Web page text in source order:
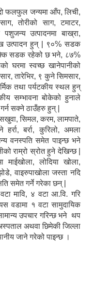
फलफुल जन्यमा आँप, लिची,
तोरीको साग, टमाटर,
उत्पादनमा बाख्रा,
उत्पादन हुन् | ९०% सडक
सडक रहेको छ भने, ८७%
घरमा स्वच्छ खानेपानीको
तारेभिर, ९ कुने सिमसार,
तथा पर्यटकीय स्थल हुन्
सम्भावना बोकेको हुनाले
सक्ने ठाउँहरु हुन् |
सिमल, करम, लामपाते,
बर्रा, कुरिलो, अमला
वनस्पति समेत पाइन्छ भने
राम्रो स्रोत हुने देखिन्छ |
लोदिया खोला,
वाइरुपाखोला जस्ता नदि
समेत गर्ने गरेका छन् |
मावि, ४ वटा आ.वि. गरि
वडामा १ वटा सामुदायिक
उपचार गरिन्छ भने थप
अथवा छिमेकी जिल्ला
जाने गरेको पाइन्छ ।